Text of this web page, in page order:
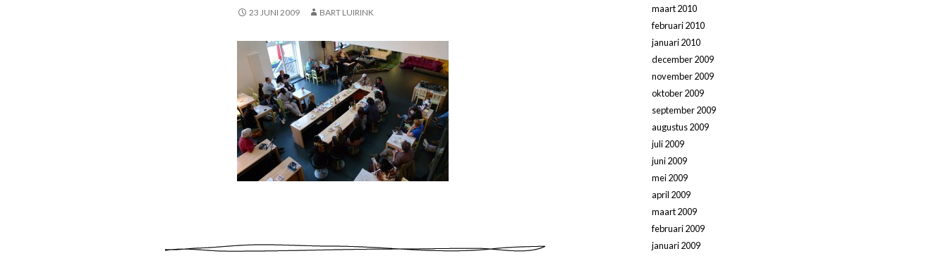
23 JUNI 2009 BART LUIRINK
maart 2010
februari 2010
januari 2010
december 2009
november 2009
oktober 2009
september 2009
augustus 2009
juli 2009
juni 2009
mei 2009
april 2009
maart 2009
februari 2009
januari 2009